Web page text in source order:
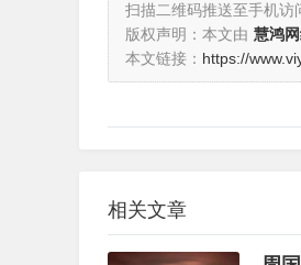
扫描二维码推送至手机访
版权声明：本文由 慧鸿
本文链接： https://
相关文章